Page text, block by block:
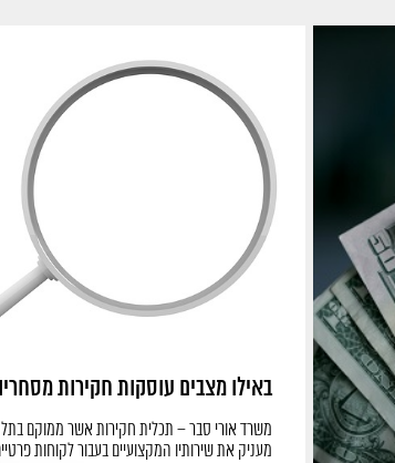
באילו מצבים עוסקות חקירות
משרד אורי סבר – תכלית חקירות אשר ממוקם בתל
מעניק את שירותיו המקצועיים בעבור לקוחות